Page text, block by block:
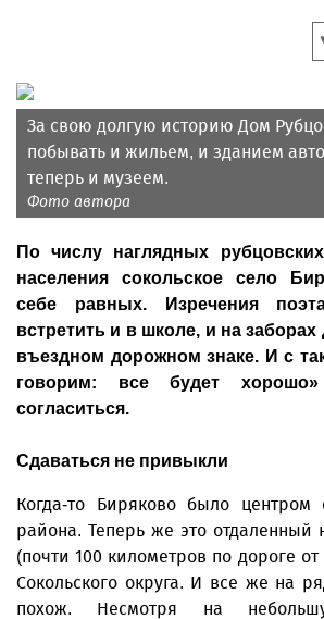
За свою долгую историю Дом
побывать и жильем, и зданием
теперь и музеем.
Фото автора
По числу наглядных
населения сокольское село
себе равных. Изречения
встретить и в школе, и на
въездном дорожном знаке. И с
говорим: все будет
согласиться.
Сдаваться не привыкли
Когда-то Биряково было цент­ром
района. Теперь же это отдаленный
(почти 100 километров по дороге от
Сокольского округа. И все же на
похож. Несмотря на